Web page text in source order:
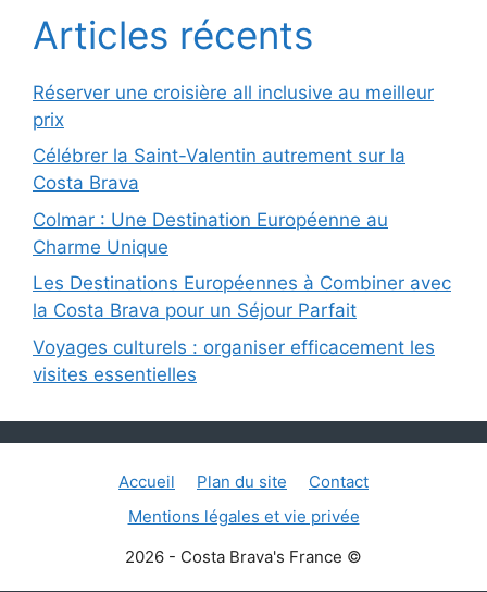
Articles récents
Réserver une croisière all inclusive au meilleur
prix
Célébrer la Saint-Valentin autrement sur la
Costa Brava
Colmar : Une Destination Européenne au
Charme Unique
Les Destinations Européennes à Combiner avec
la Costa Brava pour un Séjour Parfait
Voyages culturels : organiser efficacement les
visites essentielles
Accueil Plan du site
Contact
Mentions légales et vie privée
2026 - Costa Brava's France ©